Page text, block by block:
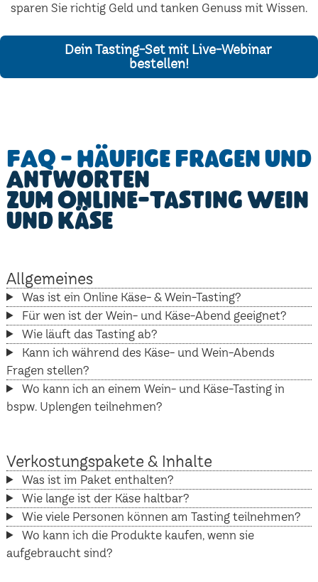
sparen Sie richtig Geld und tanken Genuss mit Wissen.
Dein Tasting-Set mit Live-Webinar
bestellen!
FAQ - Häufige Fragen und
Antworten
zum Online-Tasting Wein
und Käse
Allgemeines
Was ist ein Online Käse- & Wein-Tasting?
Für wen ist der Wein- und Käse-Abend geeignet?
Wie läuft das Tasting ab?
Kann ich während des Käse- und Wein-Abends
Fragen stellen?
Wo kann ich an einem Wein- und Käse-Tasting in
bspw. Uplengen teilnehmen?
Verkostungspakete & Inhalte
Was ist im Paket enthalten?
Wie lange ist der Käse haltbar?
Wie viele Personen können am Tasting teilnehmen?
Wo kann ich die Produkte kaufen, wenn sie
aufgebraucht sind?